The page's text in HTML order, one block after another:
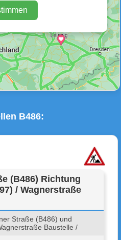
Defektes Fahrzeug
B486:
(B486) Richtung
/ Wagnerstraße
Straße (B486) und
Baustelle /